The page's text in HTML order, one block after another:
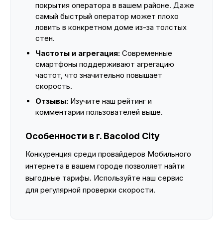
покрытия оператора в вашем районе. Даже
самый быстрый оператор может плохо
ловить в конкретном доме из-за толстых
стен.
Частоты и агрегация: Современные
смартфоны поддерживают агрегацию
частот, что значительно повышает
скорость.
Отзывы: Изучите наш рейтинг и
комментарии пользователей выше.
Особенности в г. Bacolod City
Конкуренция среди провайдеров Мобильного
интернета в вашем городе позволяет найти
выгодные тарифы. Используйте наш сервис
для регулярной проверки скорости.